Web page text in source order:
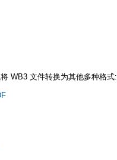
WB3 文件转换为其他多种格式: